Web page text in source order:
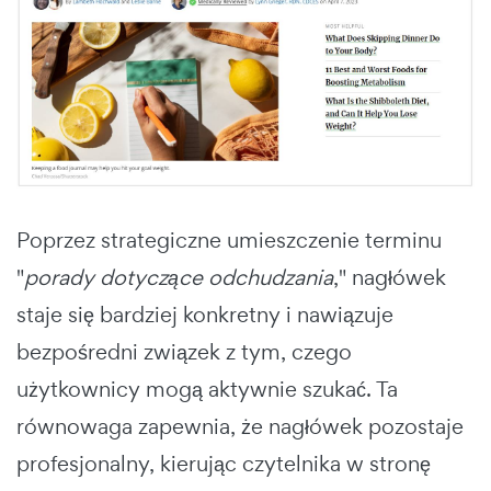
Poprzez strategiczne umieszczenie terminu
"porady dotyczące odchudzania," nagłówek
staje się bardziej konkretny i nawiązuje
bezpośredni związek z tym, czego
użytkownicy mogą aktywnie szukać. Ta
równowaga zapewnia, że nagłówek pozostaje
profesjonalny, kierując czytelnika w stronę